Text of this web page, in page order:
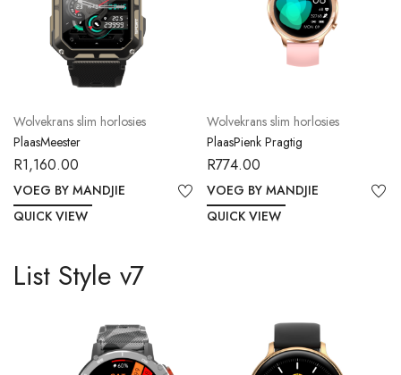
Wolvekrans slim horlosies
PlaasMeester
R1,160.00
VOEG BY MANDJIE
QUICK VIEW
Wolvekrans slim horlosies
PlaasPienk Pragtig
R774.00
VOEG BY MANDJIE
QUICK VIEW
List Style v7